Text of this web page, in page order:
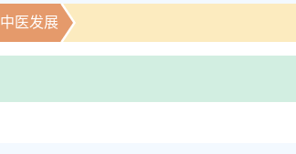
中医发展